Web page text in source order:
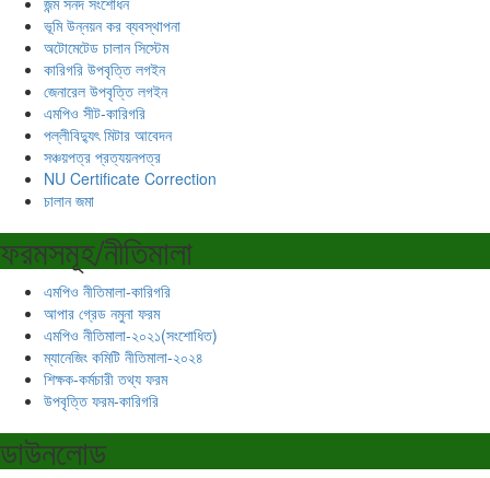
ভূমি উন্নয়ন কর ব্যবস্থাপনা
অটোমেটেড চালান সিস্টেম
কারিগরি উপবৃত্তি লগইন
জেনারেল উপবৃত্তি লগইন
এমপিও সীট-কারিগরি
পল্লীবিদ্যুৎ মিটার আবেদন
সঞ্চয়পত্র প্রত্যয়নপত্র
NU Certificate Correction
চালান জমা
ফরমসমূহ/নীতিমালা
এমপিও নীতিমালা-কারিগরি
আপার গ্রেড নমুনা ফরম
এমপিও নীতিমালা-২০২১(সংশোধিত)
ম্যানেজিং কমিটি নীতিমালা-২০২৪
শিক্ষক-কর্মচারী তথ্য ফরম
উপবৃত্তি ফরম-কারিগরি
ডাউনলোড